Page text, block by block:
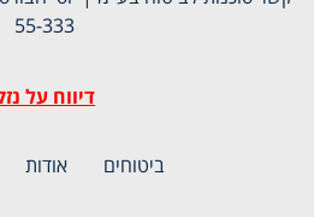
55-333
דיווח על נזק
ביטוחים אודות